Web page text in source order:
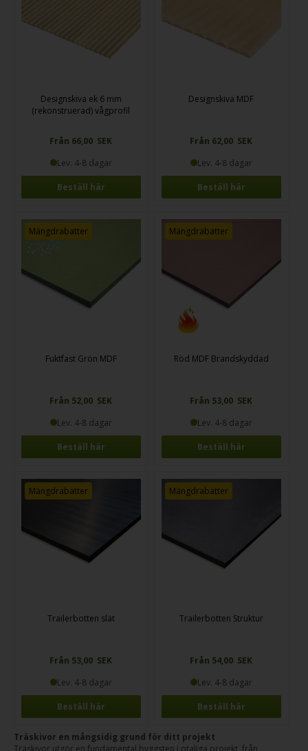
Designskiva ek 6 mm
(rekonstruerad) vågprofil
Från 66,00 SEK
Lev. 4-8 dagar
Beställ här
Designskiva MDF
Från 62,00 SEK
Lev. 4-8 dagar
Beställ här
Mängdrabatter
Fuktfast Grön MDF
Från 52,00 SEK
Lev. 4-8 dagar
Beställ här
Mängdrabatter
Röd MDF Brandskyddad
Från 53,00 SEK
Lev. 4-8 dagar
Beställ här
Mängdrabatter
Trailerbotten slät
Från 53,00 SEK
Lev. 4-8 dagar
Beställ här
Mängdrabatter
Trailerbotten Struktur
Från 54,00 SEK
Lev. 4-8 dagar
Beställ här
Träskivor en mångsidig grund för ditt projekt
Träskivor utgör en fundamental byggsten i otaliga projekt, från